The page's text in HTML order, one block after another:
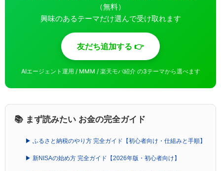
（無料）
興味のあるテーマだけ選んで受け取れます
友だち追加する 👉
AIエージェント運用 / MMM / 楽天モバ紹介 の3テーマから選べます
📚 まず読みたい お金の完全ガイド
▶ ふるさと納税のやり方 完全ガイド【初心者向け・仕組みと手順】
▶ 新NISAの始め方 完全ガイド【2026年版・初心者向け】